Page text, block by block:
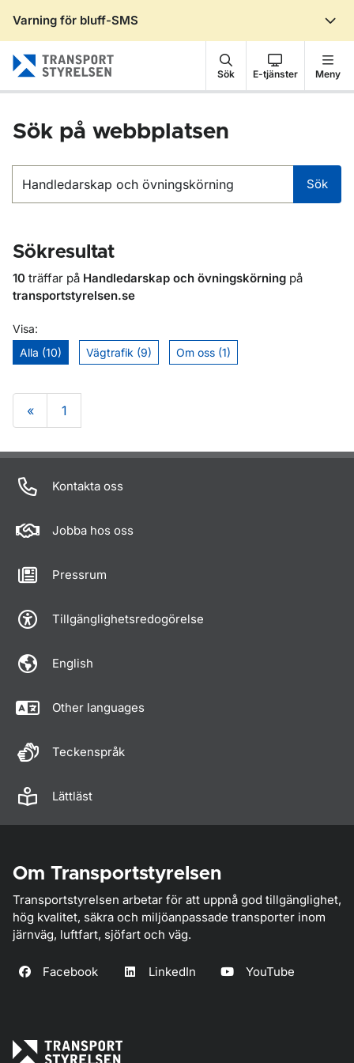
Varning för bluff-SMS
Sök E-tjänster Meny
Sök på webbplatsen
Sök
Sökresultat
10 träffar på Handledarskap och övningskörning på
transportstyrelsen.se
Visa:
Alla (10)
Vägtrafik (9) Om oss (1)
« 1
Om sidan
Kontakta oss
Jobba hos oss
Pressrum
Tillgänglighetsredogörelse
English
Other languages
Teckenspråk
Lättläst
Om Transportstyrelsen
Transportstyrelsen arbetar för att uppnå god tillgänglighet,
hög kvalitet, säkra och miljöanpassade transporter inom
järnväg, luftfart, sjöfart och väg.
Facebook LinkedIn YouTube